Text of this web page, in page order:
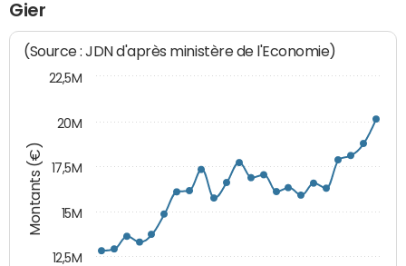
Gier
Montants (€)
(Source : JDN d'après ministère de l'Economie)
20M
12,5M
15M
17,5M
22,5M